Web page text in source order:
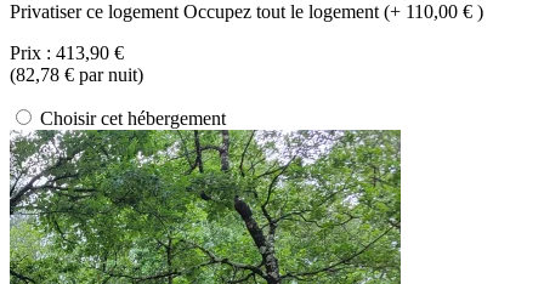
Privatiser ce logement Occupez tout le logement (+ 110,00 € )
Prix : 413,90 €
(82,78 € par nuit)
Choisir cet hébergement